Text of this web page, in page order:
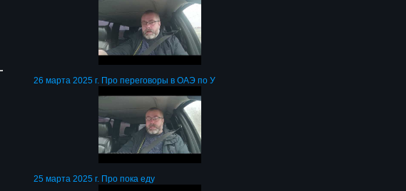
26 марта 2025 г. Про переговоры в ОАЭ по У
25 марта 2025 г. Про пока еду